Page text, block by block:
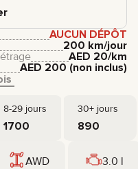
8-29 jours 30+ jours
1700 890
AUCUN DÉPÔT
200 km/jour
AED 20/km
AED 200 (non inclus)
AWD 3.0 l